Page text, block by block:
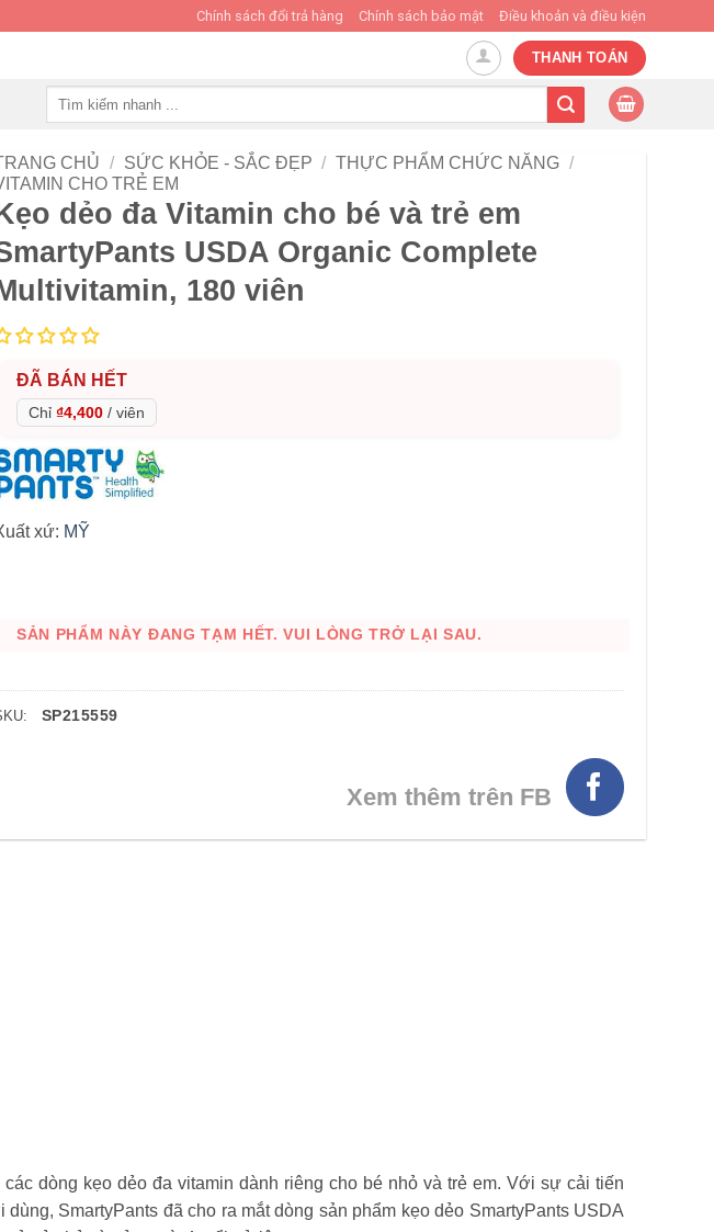
Chính sách đổi trả hàng Chính sách bảo mật Điều khoản và điều kiện
THANH TOÁN
CHỦ / SỨC KHỎE - SẮC ĐẸP / THỰC PHẨM CHỨC NĂNG /
CHO TRẺ EM
dẻo đa Vitamin cho bé và trẻ em
USDA Organic Complete
180 viên
ĐÃ BÁN HẾT
Chỉ ₫4,400 / viên
xứ: MỸ
SẢN PHẨM NÀY ĐANG TẠM HẾT. VUI LÒNG TRỞ LẠI SAU.
SP215559
Xem thêm trên FB
dòng kẹo dẻo đa vitamin dành riêng cho bé nhỏ và trẻ em. Với sự cải tiến
SmartyPants đã cho ra mắt dòng sản phẩm kẹo dẻo SmartyPants USDA